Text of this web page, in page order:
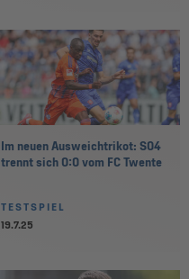
Im neuen Ausweichtrikot: S04
trennt sich 0:0 vom FC Twente
TESTSPIEL
19.7.25